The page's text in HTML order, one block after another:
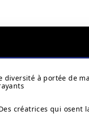
diversité à portée de
créatrices qui osent